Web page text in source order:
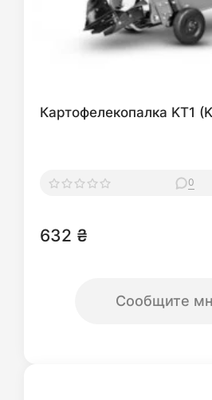
Картофелекопалка KT1
0
632 ₴
Сообщите